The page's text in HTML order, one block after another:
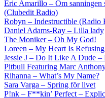
Eric Amarillo – Om
(Clubedit Radio)
Robyn – Indestructible (Radio
Daniel Adams-Ray – Lilla lady
The Moniker – Oh My God!
Loreen – My Heart Is
Jessie J – Do It Like A Dude –
Pitbull Featuring Marc
Rihanna – What’s My Name?
Sara Varga – Spring för livet
P!nk – F**kin’ Perfect –